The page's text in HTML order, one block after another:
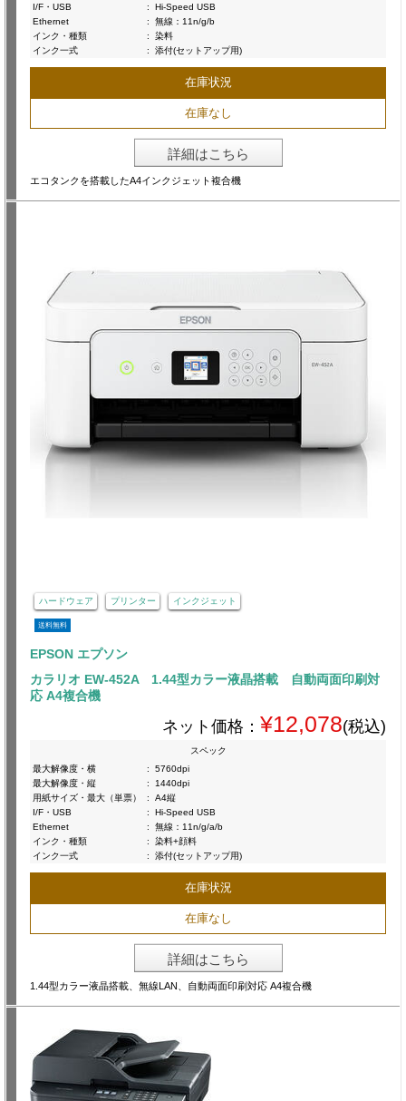
I/F・USB
:
Hi-Speed USB
Ethernet
:
無線：11n/g/b
インク・種類
:
染料
インク一式
: 添付(セットアップ用)
在庫状況
在庫なし
詳細はこちら
エコタンクを搭載したA4インクジェット複合機
ハードウェア プリンター インクジェット
送料無料
EPSON エプソン
カラリオ EW-452A 1.44型カラー液晶搭載 自動両面印刷対
応 A4複合機
ネット価格： ¥12,078(税込)
スペック
最大解像度・横
:
5760dpi
最大解像度・縦
:
1440dpi
用紙サイズ・最大（単票）
:
A4縦
I/F・USB
:
Hi-Speed USB
Ethernet
:
無線：11n/g/a/b
インク・種類
:
染料+顔料
インク一式
: 添付(セットアップ用)
在庫状況
在庫なし
詳細はこちら
1.44型カラー液晶搭載、無線LAN、自動両面印刷対応 A4複合機